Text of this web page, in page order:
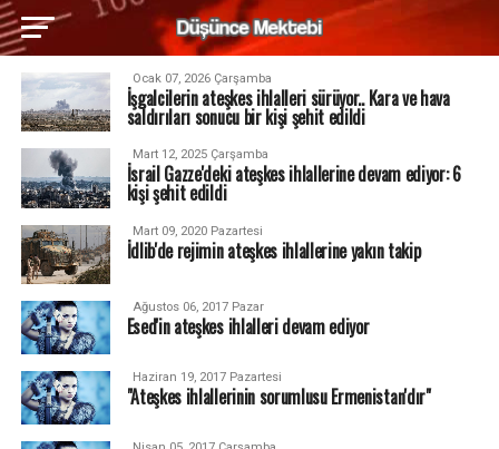
Ocak 07, 2026 Çarşamba
İşgalcilerin ateşkes ihlalleri sürüyor.. Kara ve hava
saldırıları sonucu bir kişi şehit edildi
Mart 12, 2025 Çarşamba
İsrail Gazze'deki ateşkes ihlallerine devam ediyor: 6
kişi şehit edildi
Mart 09, 2020 Pazartesi
İdlib'de rejimin ateşkes ihlallerine yakın takip
Ağustos 06, 2017 Pazar
Esed'in ateşkes ihlalleri devam ediyor
Haziran 19, 2017 Pazartesi
"Ateşkes ihlallerinin sorumlusu Ermenistan'dır"